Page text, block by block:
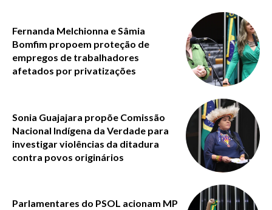
Fernanda Melchionna e Sâmia
Bomfim propoem proteção de
empregos de trabalhadores
afetados por privatizações
Sonia Guajajara propõe Comissão
Nacional Indígena da Verdade para
investigar violências da ditadura
contra povos originários
Parlamentares do PSOL acionam MP